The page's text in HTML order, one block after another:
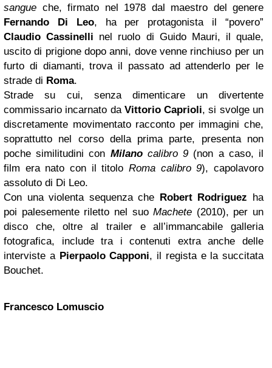
sangue che, firmato nel 1978 dal maestro del genere
Fernando Di Leo, ha per protagonista il “povero”
Claudio Cassinelli nel ruolo di Guido Mauri, il quale,
uscito di prigione dopo anni, dove venne rinchiuso per un
furto di diamanti, trova il passato ad attenderlo per le
strade di Roma.
Strade su cui, senza dimenticare un divertente
commissario incarnato da Vittorio Caprioli, si svolge un
discretamente movimentato racconto per immagini che,
soprattutto nel corso della prima parte, presenta non
poche similitudini con Milanocalibro 9 (non a caso, il
film era nato con il titolo Roma calibro 9), capolavoro
assoluto di Di Leo.
Con una violenta sequenza che Robert Rodriguez ha
poi palesemente riletto nel suoMachete (2010), per un
disco che, oltre al trailer e all’immancabile galleria
fotografica, include tra i contenuti extra anche delle
interviste a Pierpaolo Capponi, il regista e la succitata
Bouchet.
Francesco Lomuscio